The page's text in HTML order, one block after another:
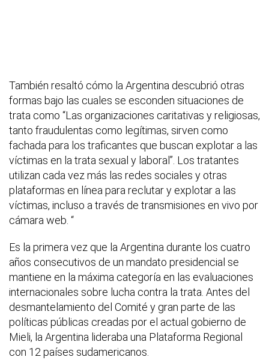
También resaltó cómo la Argentina descubrió otras
formas bajo las cuales se esconden situaciones de
trata como “Las organizaciones caritativas y religiosas,
tanto fraudulentas como legítimas, sirven como
fachada para los traficantes que buscan explotar a las
víctimas en la trata sexual y laboral”. Los tratantes
utilizan cada vez más las redes sociales y otras
plataformas en línea para reclutar y explotar a las
víctimas, incluso a través de transmisiones en vivo por
cámara web. “
Es la primera vez que la Argentina durante los cuatro
años consecutivos de un mandato presidencial se
mantiene en la máxima categoría en las evaluaciones
internacionales sobre lucha contra la trata. Antes del
desmantelamiento del Comité y gran parte de las
políticas públicas creadas por el actual gobierno de
Mieli, la Argentina lideraba una Plataforma Regional
con 12 países sudamericanos.